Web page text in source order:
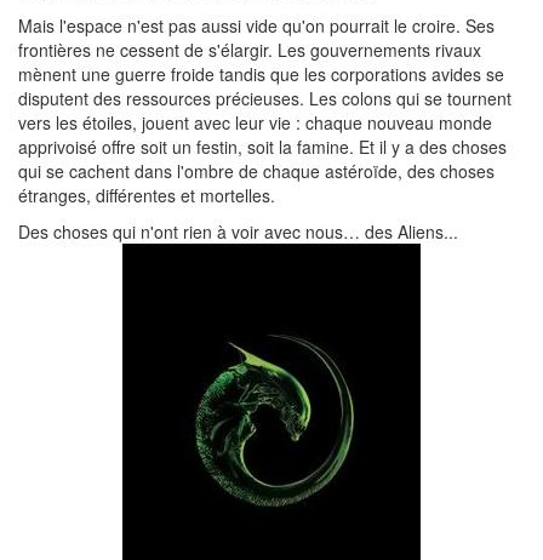
Mais l'espace n'est pas aussi vide qu'on pourrait le croire. Ses
frontières ne cessent de s'élargir. Les gouvernements rivaux
mènent une guerre froide tandis que les corporations avides se
disputent des ressources précieuses. Les colons qui se tournent
vers les étoiles, jouent avec leur vie : chaque nouveau monde
apprivoisé offre soit un festin, soit la famine. Et il y a des choses
qui se cachent dans l'ombre de chaque astéroïde, des choses
étranges, différentes et mortelles.
Des choses qui n'ont rien à voir avec nous… des Aliens...